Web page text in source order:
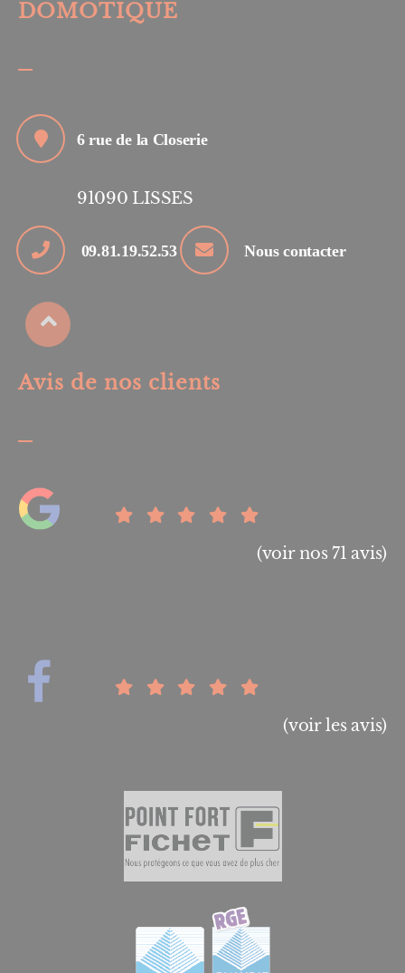
DOMOTIQUE
6 rue de la Closerie
91090 LISSES
09.81.19.52.53 Nous contacter
Avis de nos clients
(voir nos 71 avis)
(voir les avis)